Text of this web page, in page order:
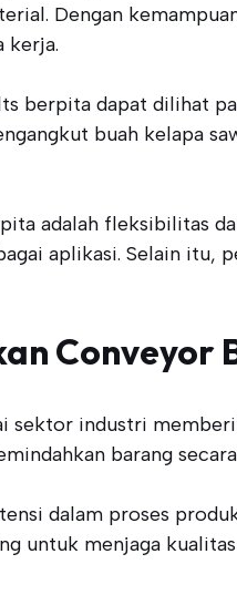
Dengan
kerja.
berpita dapat dilihat
buah kelapa
adalah fleksibilitas
aplikasi. Selain itu,
Conveyor
sektor industri
barang
dalam proses
untuk menjaga